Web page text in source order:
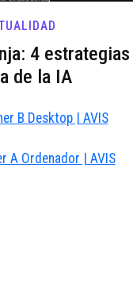
4 estrategias
de la IA